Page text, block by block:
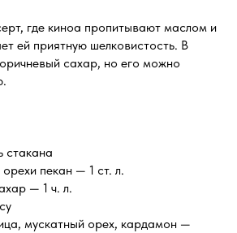
где киноа пропитывают маслом и
ей приятную шелковистость. В
сахар, но его можно
стакана
пекан — 1 ст. л.
— 1 ч. л.
мускатный орех, кардамон —